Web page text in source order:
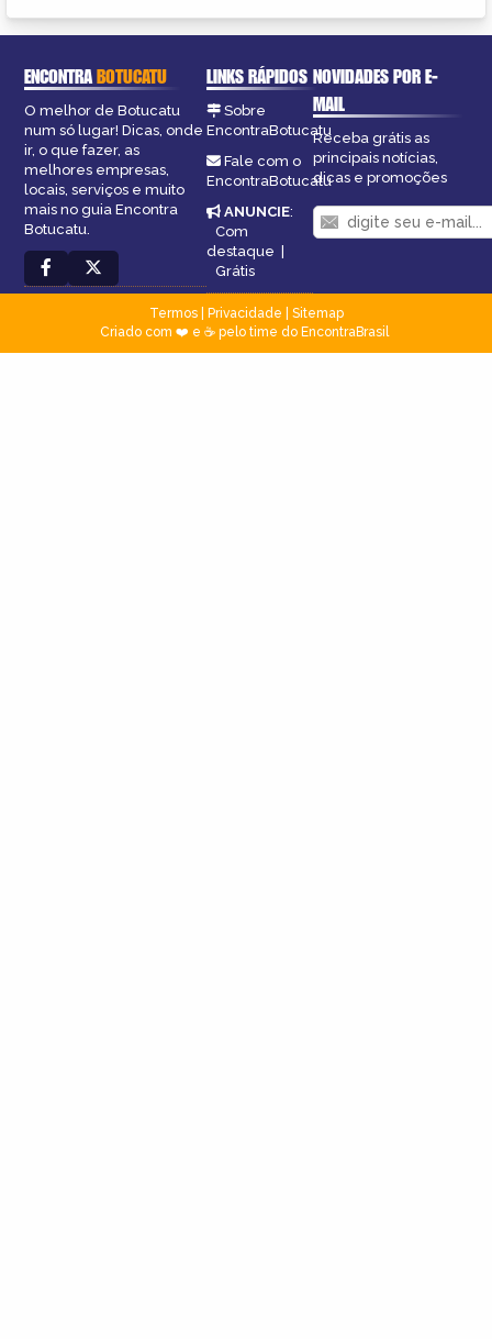
ENCONTRABOTUCATU
O melhor de Botucatu
num só lugar! Dicas, onde
ir, o que fazer, as
melhores empresas,
locais, serviços e muito
mais no guia Encontra
Botucatu.
LINKS RÁPIDOS
Sobre
EncontraBotucatu
Fale com o
EncontraBotucatu
ANUNCIE:
Com
destaque |
Grátis
NOVIDADES POR E-
MAIL
Receba grátis as
principais notícias,
dicas e promoções
Termos| Privacidade
Sitemap
Criado com ❤️ e ☕ pelo time do EncontraBrasil